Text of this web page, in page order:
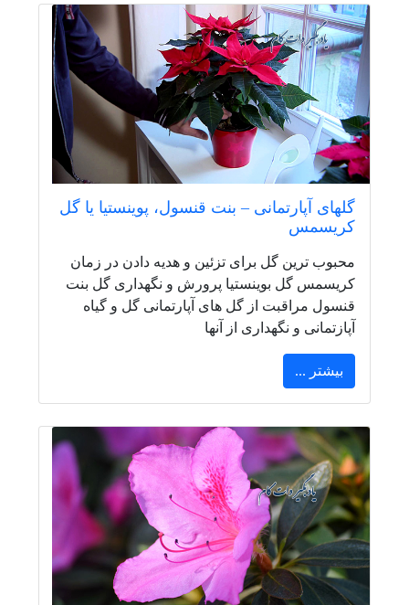
گلهای آپارتمانی – بنت قنسول، پوینستیا یا گل
کریسمس
محبوب ترین گل برای تزئین و هدیه دادن در زمان
کریسمس گل بوینستیا پرورش و نگهداری گل بنت
قنسول مراقبت از گل های آپارتمانی گل و گیاه
آپازتمانی و نگهداری از آنها
بیشتر ...